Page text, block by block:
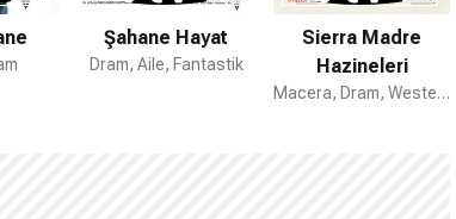
Şahane Hayat
Dram, Aile, Fantastik
Sierra Madre
Hazineleri
Macera, Dram, Western